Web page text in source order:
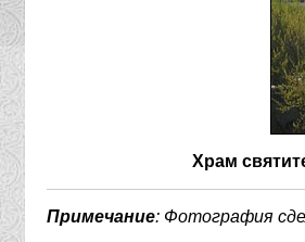
Храм
Примечание: Фотография